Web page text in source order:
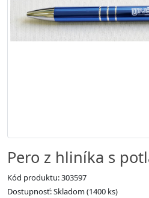
Pero z hliníka s
Kód produktu: 303597
Dostupnosť: Skladom (1400 ks)